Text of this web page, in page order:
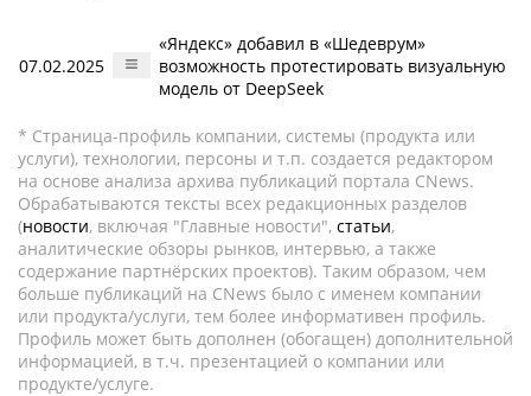
07.02.2025
«Яндекс» добавил в «Шедеврум»
возможность протестировать визуальную
модель от DeepSeek
* Страница-профиль компании, системы (продукта или
услуги), технологии, персоны и т.п. создается редактором
на основе анализа архива публикаций портала CNews.
Обрабатываются тексты всех редакционных разделов
(новости, включая "Главные новости", статьи,
аналитические обзоры рынков, интервью, а также
содержание партнёрских проектов). Таким образом, чем
больше публикаций на CNews было с именем компании
или продукта/услуги, тем более информативен профиль.
Профиль может быть дополнен (обогащен) дополнительной
информацией, в т.ч. презентацией о компании или
продукте/услуге.